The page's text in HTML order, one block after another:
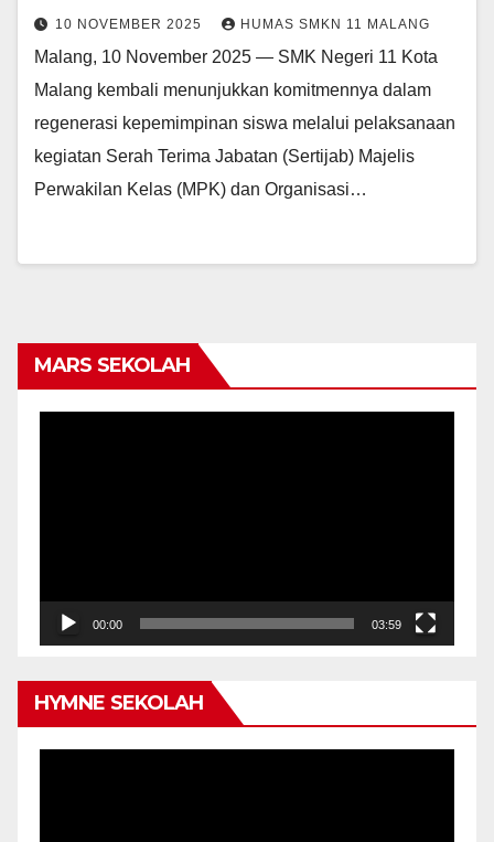
10 NOVEMBER 2025 HUMAS SMKN 11 MALANG
Malang, 10 November 2025 — SMK Negeri 11 Kota
Malang kembali menunjukkan komitmennya dalam
regenerasi kepemimpinan siswa melalui pelaksanaan
kegiatan Serah Terima Jabatan (Sertijab) Majelis
Perwakilan Kelas (MPK) dan Organisasi…
MARS SEKOLAH
00:00 03:59
HYMNE SEKOLAH